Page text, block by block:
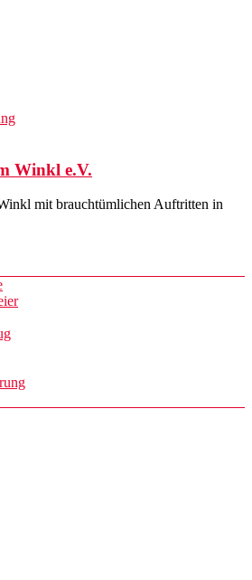
Winkl e.V.
mit brauchtümlichen Auftritten in